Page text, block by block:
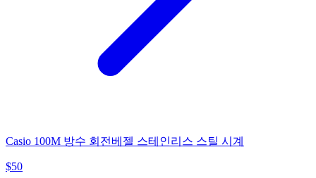
Casio 100M 방수 회전베젤 스테인리스 스틸 시계
$50